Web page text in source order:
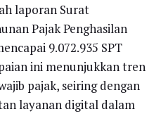
laporan Surat
Pajak Penghasilan
9.072.935 SPT
ini menunjukkan tren
pajak, seiring dengan
layanan digital dalam